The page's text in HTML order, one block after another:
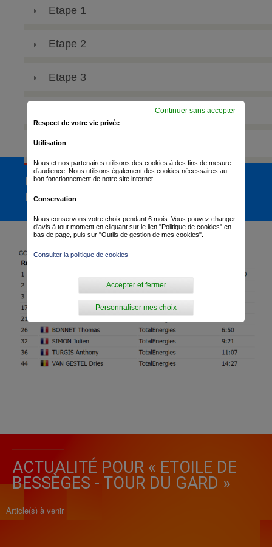
Etape 1
Etape 2
Etape 3
Etape 5
CLASSEMENT
GÉNÉRAL
ACTUALITÉ POUR « ETOILE DE
BESSÈGES - TOUR DU GARD »
Article(s) à venir
Respect de votre vie privée
Utilisation
Nous et nos partenaires utilisons des cookies à des fins de mesure
d’audience. Nous utilisons également des cookies nécessaires au
bon fonctionnement de notre site internet.
Conservation
Nous conservons votre choix pendant 6 mois. Vous pouvez changer
d'avis à tout moment en cliquant sur le lien "Politique de cookies" en
bas de page, puis sur "Outils de gestion de mes cookies".
Consulter la politique de cookies
Personnaliser mes choix
Accepter et fermer
Continuer sans accepter